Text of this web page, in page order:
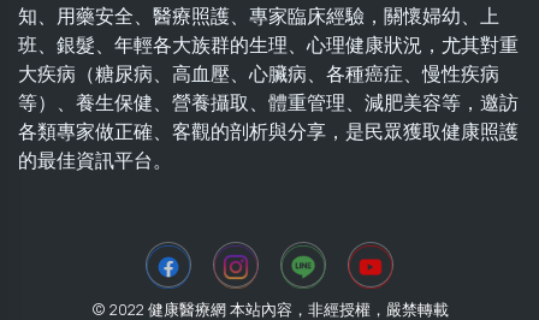
知、用藥安全、醫療照護、專家臨床經驗，關懷婦幼、上
班、銀髮、年輕各大族群的生理、心理健康狀況，尤其對重
大疾病（糖尿病、高血壓、心臟病、各種癌症、慢性疾病
等）、養生保健、營養攝取、體重管理、減肥美容等，邀訪
各類專家做正確、客觀的剖析與分享，是民眾獲取健康照護
的最佳資訊平台。
© 2022 健康醫療網 本站內容，非經授權，嚴禁轉載